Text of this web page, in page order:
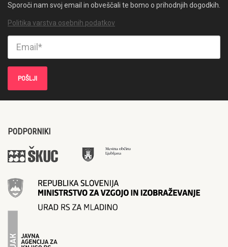
Sporoči nam svoj email in obveščali te bomo o prihodnjih dogodkih.
Politika varstva osebnih podatkov
PODPORNIKI